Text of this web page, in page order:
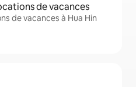
de vacances
de vacances à Hua Hin